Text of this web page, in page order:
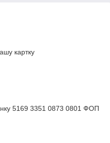
картку
5169 3351 0873 0801 ФОП